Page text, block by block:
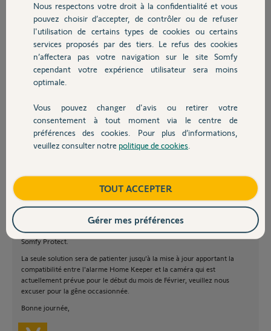
Chauffage
Autres produits
Devis avec un pro
Contact
Merci d'avance
jean-marc B.
il y a plus de 7 ans
Participer au fil de discussion
Bonjour Jean-Marc,
En effet, nous avons désactivé temporairement la compatibilité entre les
Concernant la Tahoma, aujourd'hui compte tenu du contexte vous
possédez deux sites sur votre application Somfy Protect, un pour
l'alarme et l'autre pour la caméra. Sachant qu'il est possible de lier qu'un
seul site Somfy Protect sur TaHoma, il ne sera pas possible d'avoir les
deux équipements tant que la caméra ne pourra pas être ajouté à l'alarme
Somfy Protect.
La seule solution sera de patienter jusqu'à la mise à jour apportant la
compatibilité entre l'alarme Home Keeper et la caméra qui est
actuellement prévue pour le début du mois de Février, veuillez nous
excuser pour la gêne occasionnée.
Bonne journée,
Nous respectons votre droit à la confidentialité et vous
pouvez choisir d’accepter, de contrôler ou de refuser
l'utilisation de certains types de cookies ou certains
services proposés par des tiers. Le refus des cookies
n’affectera pas votre navigation sur le site Somfy
cependant votre expérience utilisateur sera moins
optimale.
Vous pouvez changer d'avis ou retirer votre
consentement à tout moment via le centre de
préférences des cookies. Pour plus d’informations,
veuillez consulter notre politique de cookies
TOUT ACCEPTER
Gérer mes préférences